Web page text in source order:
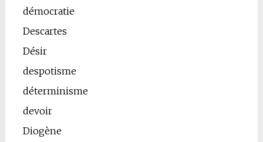
démocratie
Descartes
Désir
despotisme
déterminisme
devoir
Diogène